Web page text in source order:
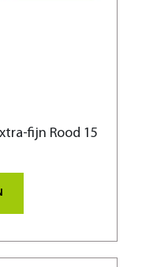
fijn Rood 15